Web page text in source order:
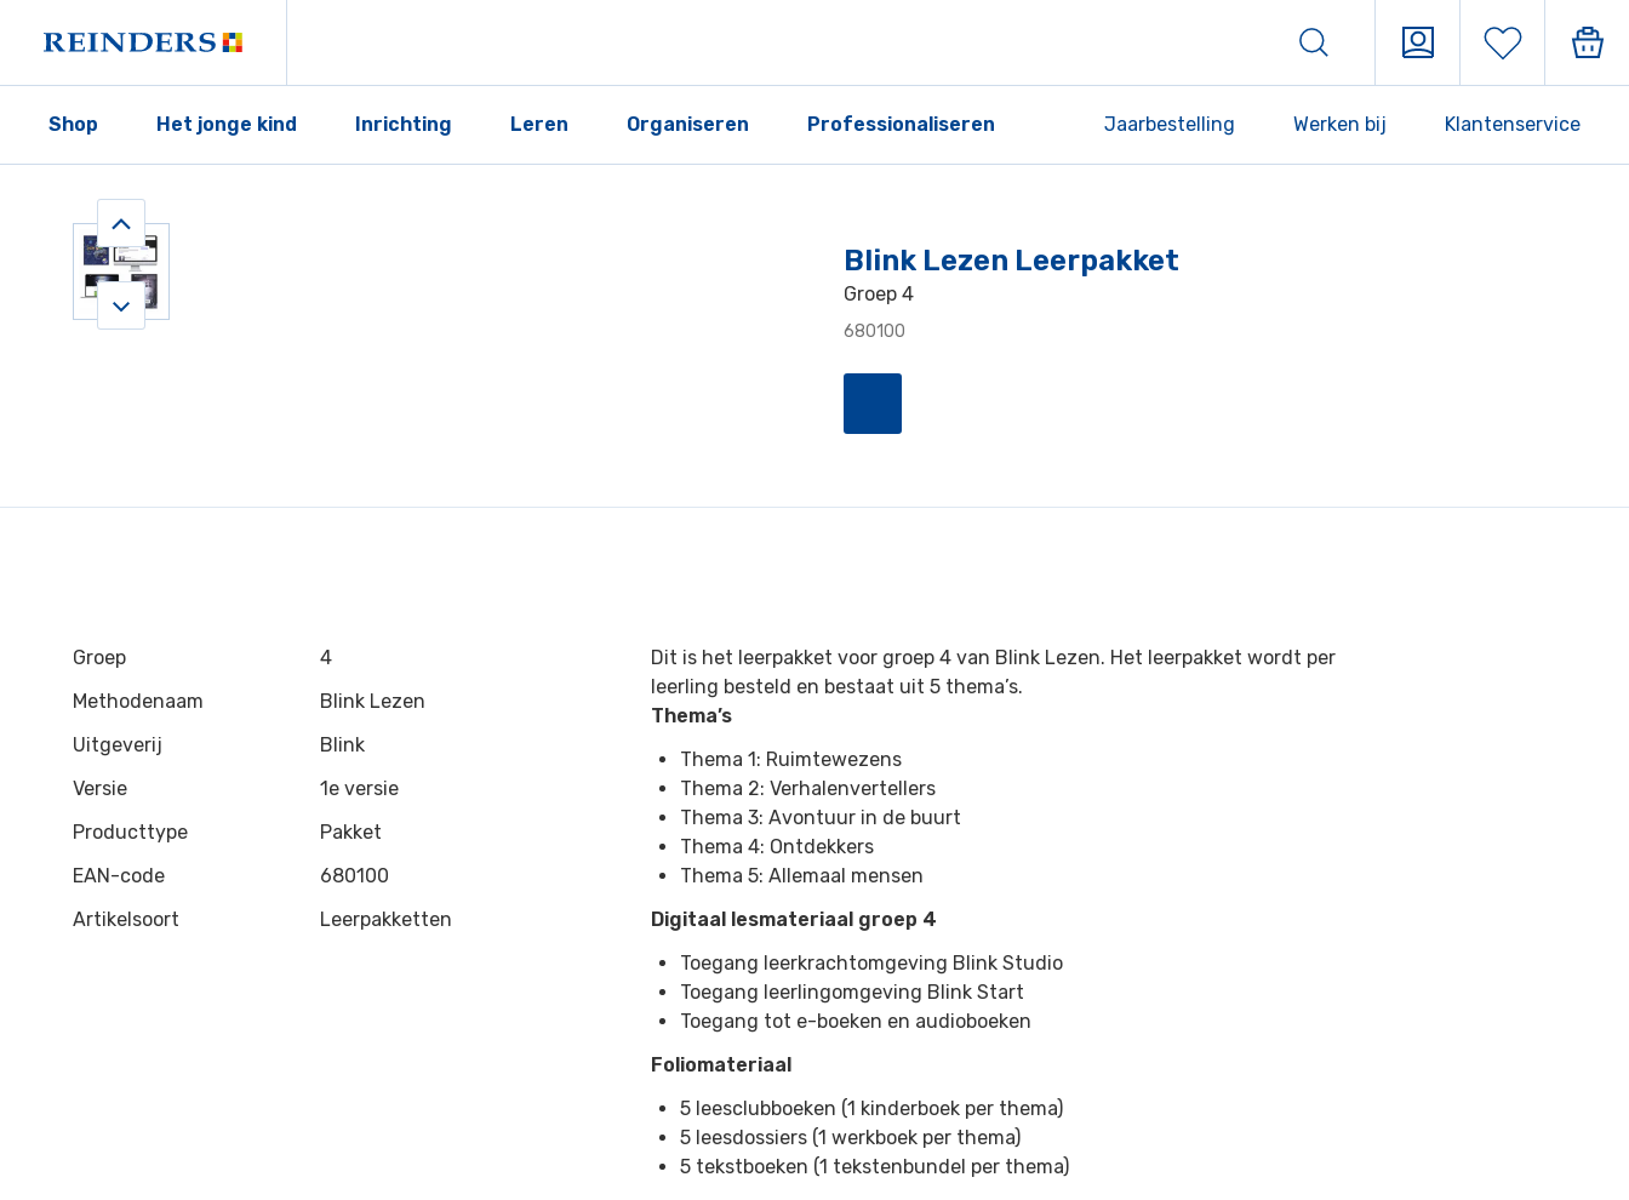
Shop Het jonge kind Inrichting Leren Organiseren Professionaliseren Jaarbestelling Werken bij Klantenservice
Blink Lezen Leerpakket
Groep 4
680100
Groep
4
Methodenaam
Blink Lezen
Uitgeverij
Blink
Versie
1e versie
Producttype
Pakket
EAN-code
680100
Artikelsoort
Leerpakketten
Dit is het leerpakket voor groep 4 van Blink Lezen. Het leerpakket wordt per
leerling besteld en bestaat uit 5 thema’s.
Thema’s
Thema 1: Ruimtewezens
Thema 2: Verhalenvertellers
Thema 3: Avontuur in de buurt
Thema 4: Ontdekkers
Thema 5: Allemaal mensen
Digitaal lesmateriaal groep 4
Toegang leerkrachtomgeving Blink Studio
Toegang leerlingomgeving Blink Start
Toegang tot e-boeken en audioboeken
Foliomateriaal
5 leesclubboeken (1 kinderboek per thema)
5 leesdossiers (1 werkboek per thema)
5 tekstboeken (1 tekstenbundel per thema)